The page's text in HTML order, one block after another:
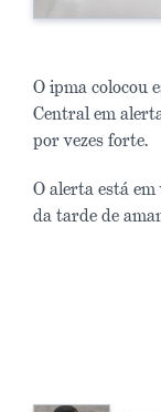
O ipma colocou
Central em
por vezes forte.
O alerta está
da tarde de